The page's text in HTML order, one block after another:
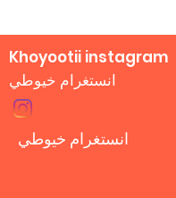
Khoyootii instagram
انستغرام خيوطي
انستغرام خيوطي